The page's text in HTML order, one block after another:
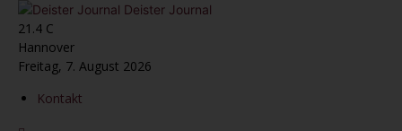
Deister Journal
21.4 C
Hannover
Freitag, 7. August 2026
Kontakt